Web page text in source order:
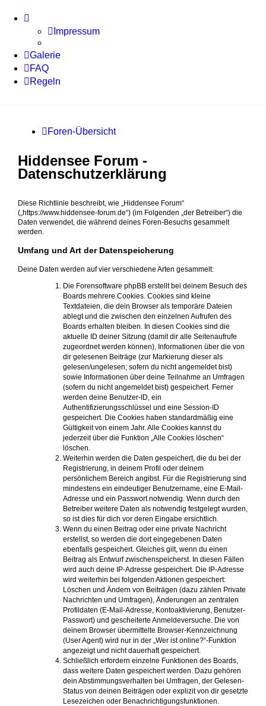
Impressum
Galerie
FAQ
Regeln
Foren-Übersicht
Hiddensee Forum -
Datenschutzerklärung
Diese Richtlinie beschreibt, wie „Hiddensee Forum“
(„https://www.hiddensee-forum.de“) (im Folgenden „der Betreiber“) die
Daten verwendet, die während deines Foren-Besuchs gesammelt
werden.
Umfang und Art der Datenspeicherung
Deine Daten werden auf vier verschiedene Arten gesammelt:
Die Forensoftware phpBB erstellt bei deinem Besuch des
Boards mehrere Cookies. Cookies sind kleine
Textdateien, die dein Browser als temporäre Dateien
ablegt und die zwischen den einzelnen Aufrufen des
Boards erhalten bleiben. In diesen Cookies sind die
aktuelle ID deiner Sitzung (damit dir alle Seitenaufrufe
zugeordnet werden können), Informationen über die von
dir gelesenen Beiträge (zur Markierung dieser als
gelesen/ungelesen; sofern du nicht angemeldet bist)
sowie Informationen über deine Teilnahme an Umfragen
(sofern du nicht angemeldet bist) gespeichert. Ferner
werden deine Benutzer-ID, ein
Authentifizierungsschlüssel und eine Session-ID
gespeichert. Die Cookies haben standardmäßig eine
Gültigkeit von einem Jahr. Alle Cookies kannst du
jederzeit über die Funktion „Alle Cookies löschen“
löschen.
Weiterhin werden die Daten gespeichert, die du bei der
Registrierung, in deinem Profil oder deinem
persönlichem Bereich angibst. Für die Registrierung sind
mindestens ein eindeutiger Benutzername, eine E-Mail-
Adresse und ein Passwort notwendig. Wenn durch den
Betreiber weitere Daten als notwendig festgelegt wurden,
so ist dies für dich vor deren Eingabe ersichtlich.
Wenn du einen Beitrag oder eine private Nachricht
erstellst, so werden die dort eingegebenen Daten
ebenfalls gespeichert. Gleiches gilt, wenn du einen
Beitrag als Entwurf zwischenspeicherst. In diesen Fällen
wird auch deine IP-Adresse gespeichert. Die IP-Adresse
wird weiterhin bei folgenden Aktionen gespeichert:
Löschen und Ändern von Beiträgen (dazu zählen Private
Nachrichten und Umfragen), Änderungen an zentralen
Profildaten (E-Mail-Adresse, Kontoaktivierung, Benutzer-
Passwort) und gescheiterte Anmeldeversuche. Die von
deinem Browser übermittelte Browser-Kennzeichnung
(User Agent) wird nur in der „Wer ist online?“-Funktion
angezeigt und nicht dauerhaft gespeichert.
Schließlich erfordern einzelne Funktionen des Boards,
dass weitere Daten gespeichert werden. Dazu gehören
dein Abstimmungsverhalten bei Umfragen, der Gelesen-
Status von deinen Beiträgen oder explizit von dir gesetzte
Lesezeichen oder Benachrichtigungsfunktionen.